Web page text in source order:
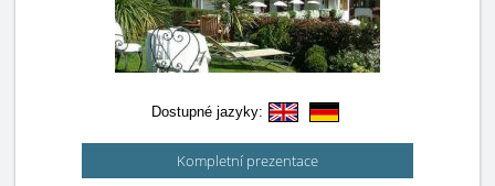
Dostupné jazyky:
Kompletní prezentace